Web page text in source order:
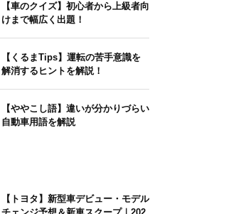
【車のクイズ】初心者から上級者向
けまで幅広く出題！
【くるまTips】運転の苦手意識を
解消するヒントを解説！
【ややこし語】違いが分かりづらい
自動車用語を解説
【トヨタ】新型車デビュー・モデル